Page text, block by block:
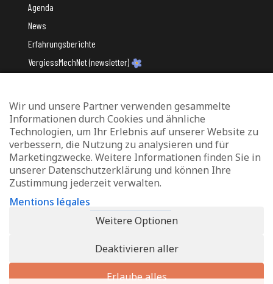
Agenda
News
Erfahrungsberichte
VergiessMechNet (newsletter)
Mit Unterstützung des
Datenschutz und Verwaltung von Cookies
Rechtliche Hinweise
Erklärung zur Barrierefreiheit
Wir und unsere Partner verwenden gesammelte
Informationen durch Cookies und ähnliche
Technologien, um Ihr Erlebnis auf unserer Website zu
verbessern, die Nutzung zu analysieren und für
Marketingzwecke. Weitere Informationen finden Sie in
unserer Datenschutzerklärung und können Ihre
Zustimmung jederzeit verwalten.
Mentions légales
Weitere Optionen
Deaktivieren aller
Erlaube alles